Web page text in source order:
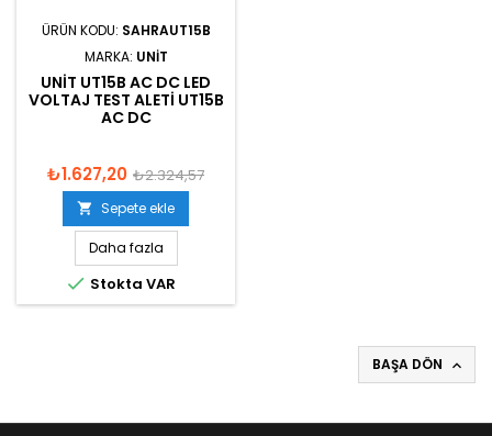
ÜRÜN KODU: SAHRAUT15B
MARKA: UNIT
UNIT UT15B AC DC LED
VOLTAJ TEST ALETI UT15B
AC DC
₺1.627,20 ₺2.324,57
 Sepete ekle
Daha fazla
 Stokta VAR
BAŞA DÖN 